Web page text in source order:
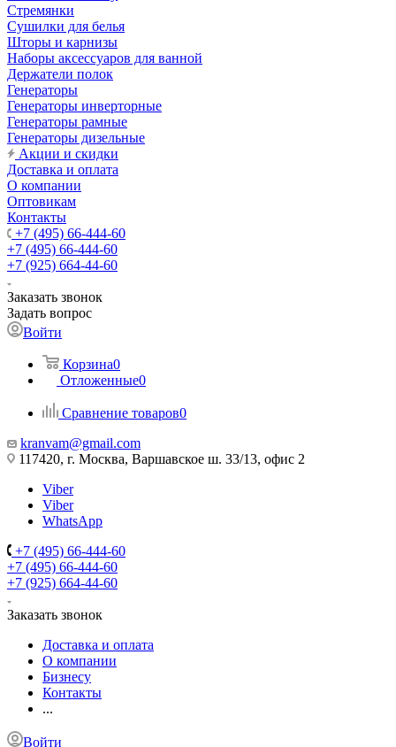
Стремянки
Сушилки для белья
Шторы и карнизы
Наборы аксессуаров для ванной
Держатели полок
Генераторы
Генераторы инверторные
Генераторы рамные
Генераторы дизельные
Акции и скидки
Доставка и оплата
О компании
Оптовикам
Контакты
+7 (495) 66-444-60
+7 (495) 66-444-60
+7 (925) 664-44-60
Заказать звонок
Задать вопрос
Войти
Корзина0
Отложенные0
Сравнение товаров0
kranvam@gmail.com
117420, г. Москва, Варшавское ш. 33/13, офис 2
Viber
Viber
WhatsApp
+7 (495) 66-444-60
+7 (495) 66-444-60
+7 (925) 664-44-60
Заказать звонок
Доставка и оплата
О компании
Бизнесу
Контакты
...
Войти